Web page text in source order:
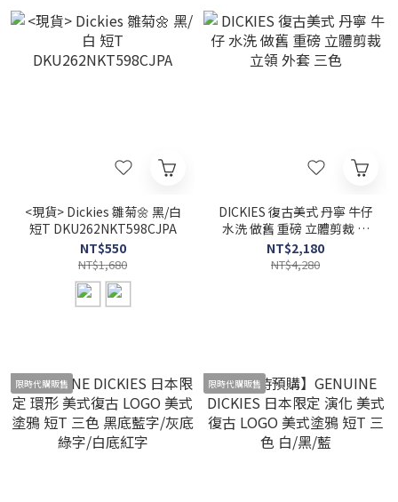
<現貨> Dickies 雛菊🌼 黑/白
短T DKU262NKT598CJPA
NT$550
NT$1,680
DICKIES 復古美式 丹寧 牛仔
水洗 做舊 重磅 立體剪裁 立
領 外套 三色
NT$2,180
NT$4,280
限時代購販售 限時代購販售